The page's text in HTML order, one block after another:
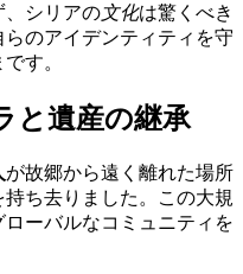
、シリアの文化は驚くべき
のアイデンティティを守
す。
と遺産の継承
が故郷から遠く離れた場所
ち去りました。この大規
ーバルなコミュニティを